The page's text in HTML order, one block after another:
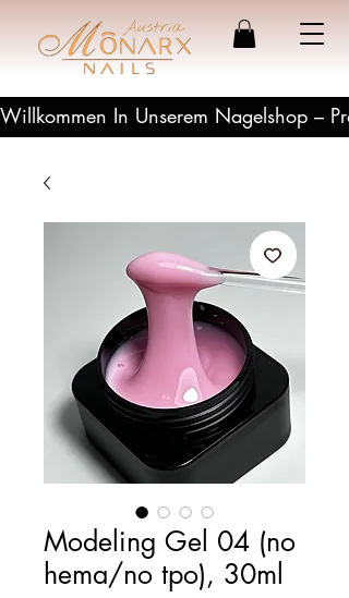
Willkommen In Unserem Nagelshop –
Modeling Gel 04 (no
hema/no tpo), 30ml